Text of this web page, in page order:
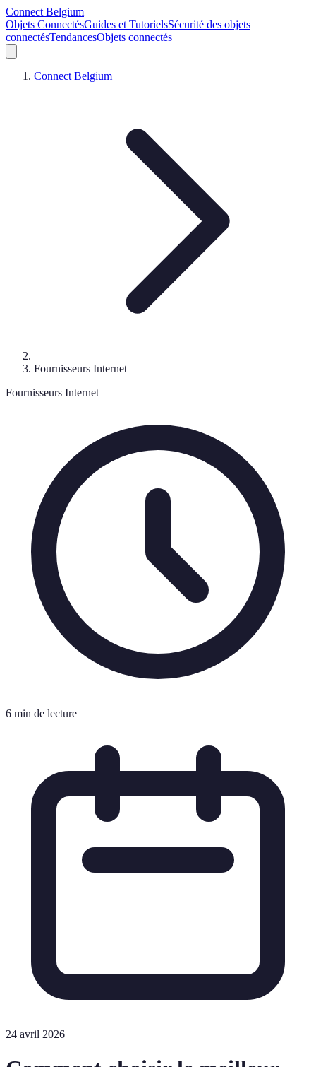
Connect Belgium
Objets ConnectésGuides et TutorielsSécurité des objets
connectésTendancesObjets connectés
Connect Belgium
Fournisseurs Internet
Fournisseurs Internet
6 min de lecture
24 avril 2026